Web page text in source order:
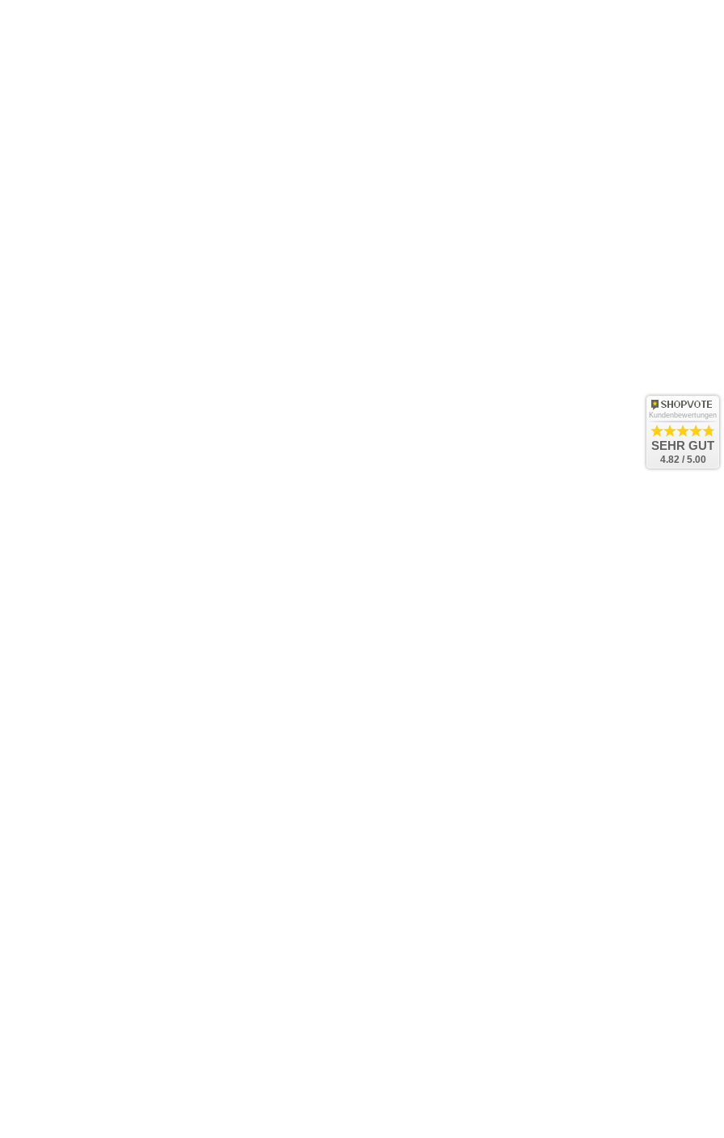
Kundenbewertungen
SEHR GUT
4.82 / 5.00